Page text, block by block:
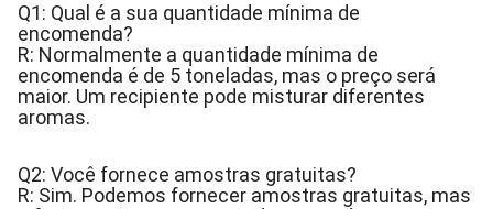
Q1: Qual é a sua quantidade mínima de
encomenda?
R: Normalmente a quantidade mínima de
encomenda é de 5 toneladas, mas o preço será
maior. Um recipiente pode misturar diferentes
aromas.
Q2: Você fornece amostras gratuitas?
R: Sim. Podemos fornecer amostras gratuitas, mas